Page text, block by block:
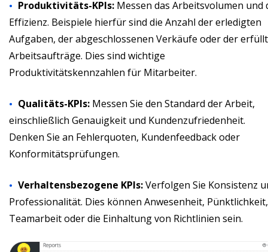
Produktivitäts-KPIs: Messen das Arbeitsvolumen und
Effizienz. Beispiele hierfür sind die Anzahl der erledigten
Aufgaben, der abgeschlossenen Verkäufe oder der
Arbeitsaufträge. Dies sind wichtige
Produktivitätskennzahlen für Mitarbeiter.
Qualitäts-KPIs: Messen Sie den Standard der Arbeit,
einschließlich Genauigkeit und Kundenzufriedenheit.
Denken Sie an Fehlerquoten, Kundenfeedback oder
Konformitätsprüfungen.
Verhaltensbezogene KPIs:Verfolgen Sie Konsistenz
Professionalität. Dies können Anwesenheit, Pünktlichkeit,
Teamarbeit oder die Einhaltung von Richtlinien sein.